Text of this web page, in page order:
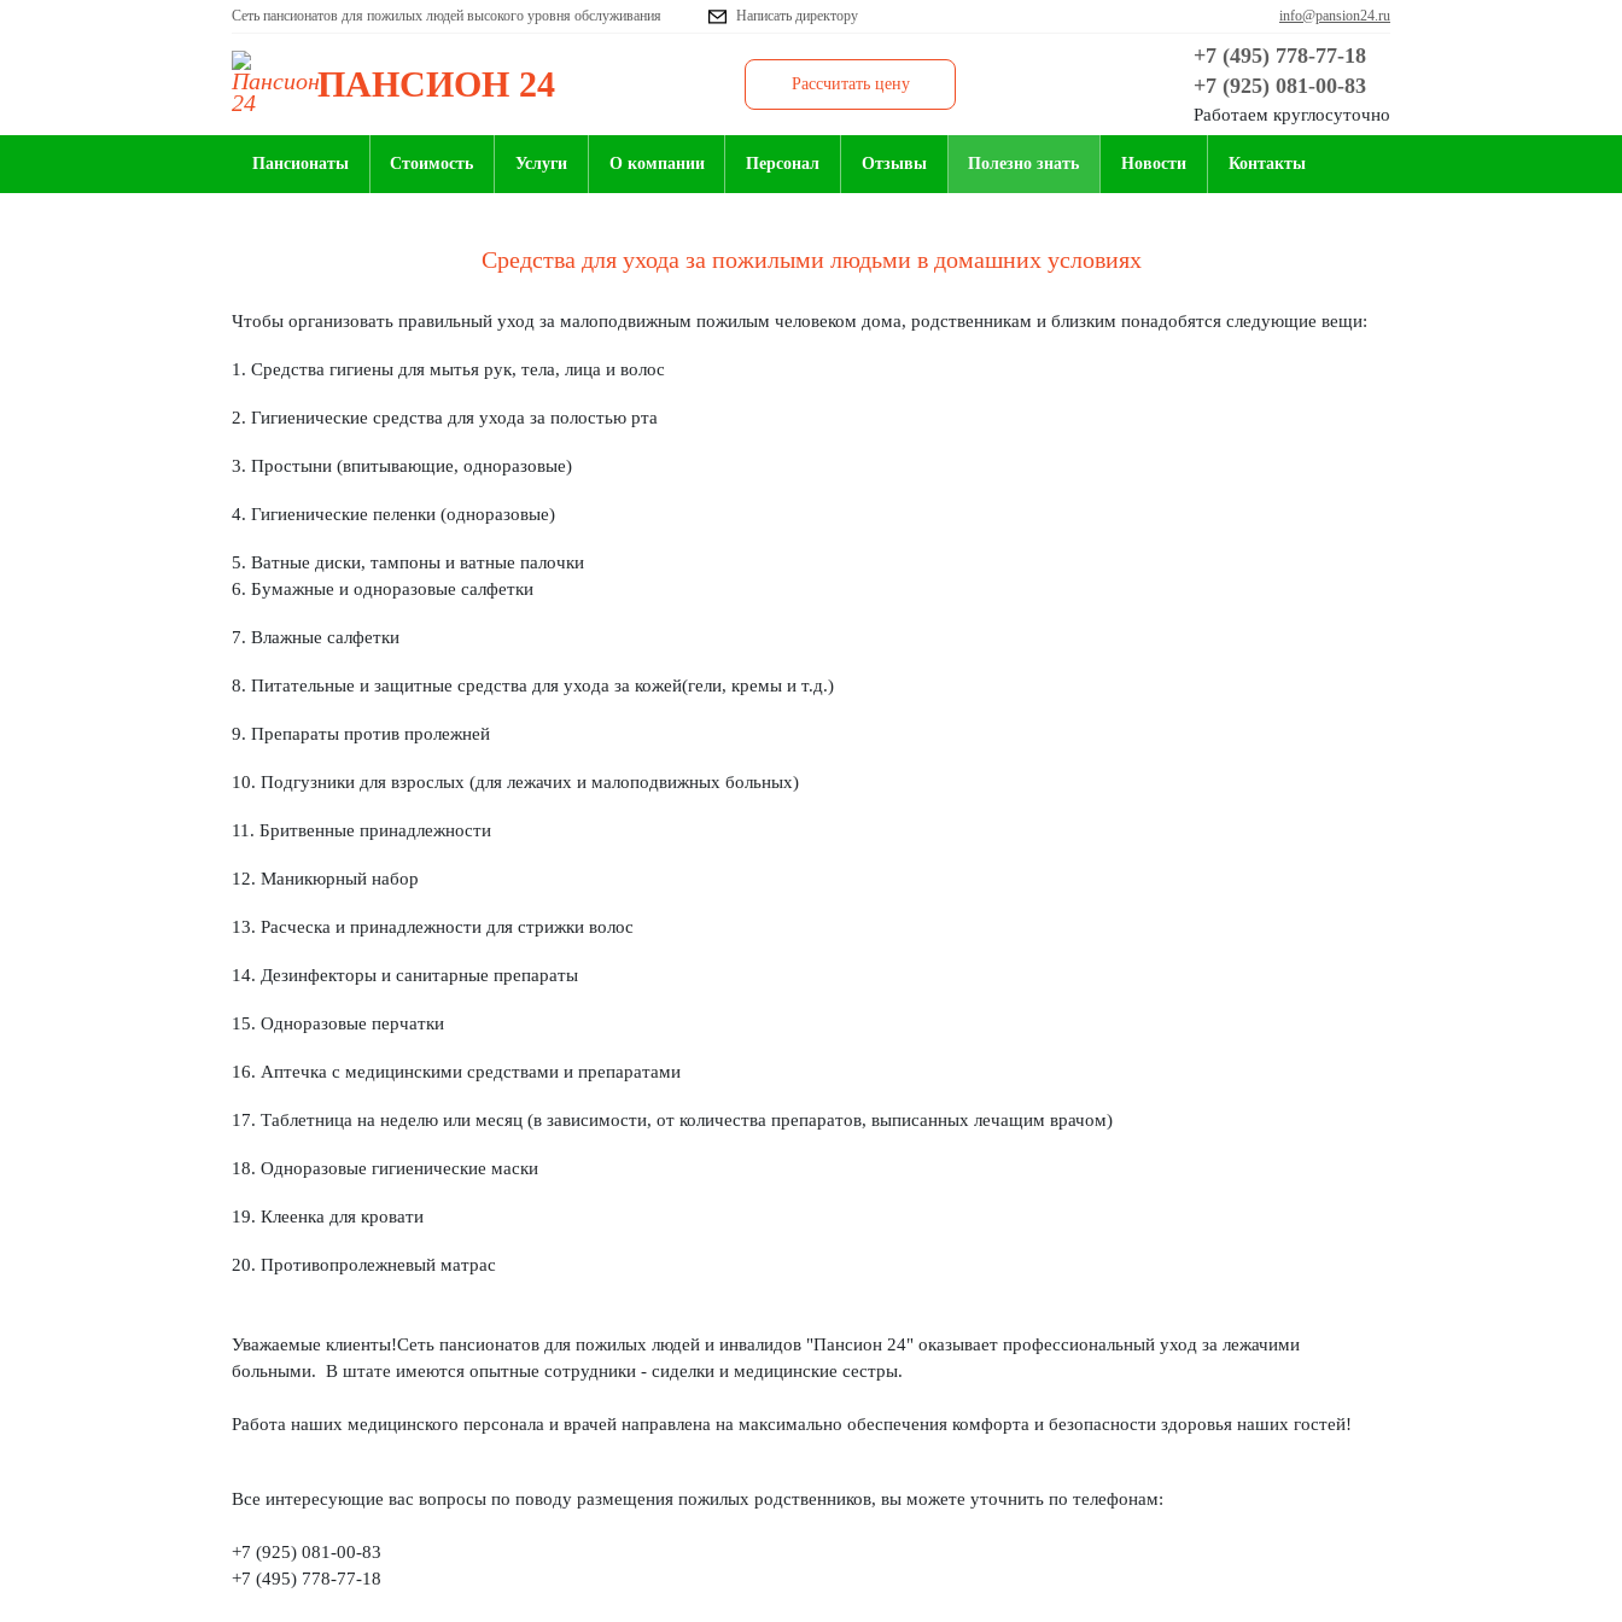
Сеть пансионатов для пожилых людей высокого уровня обслуживания Написать директору info@pansion24.ru
ПАНСИОН 24 Рассчитать цену
+7 (495) 778-77-18
+7 (925) 081-00-83
Работаем круглосуточно
Пансионаты Стоимость Услуги О компании Персонал Отзывы Полезно знать Новости Контакты
Средства для ухода за пожилыми людьми в домашних условиях
Чтобы организовать правильный уход за малоподвижным пожилым человеком дома, родственникам и близким понадобятся следующие вещи:
1. Средства гигиены для мытья рук, тела, лица и волос
2. Гигиенические средства для ухода за полостью рта
3. Простыни (впитывающие, одноразовые)
4. Гигиенические пеленки (одноразовые)
5. Ватные диски, тампоны и ватные палочки
6. Бумажные и одноразовые салфетки
7. Влажные салфетки
8. Питательные и защитные средства для ухода за кожей(гели, кремы и т.д.)
9. Препараты против пролежней
10. Подгузники для взрослых (для лежачих и малоподвижных больных)
11. Бритвенные принадлежности
12. Маникюрный набор
13. Расческа и принадлежности для стрижки волос
14. Дезинфекторы и санитарные препараты
15. Одноразовые перчатки
16. Аптечка с медицинскими средствами и препаратами
17. Таблетница на неделю или месяц (в зависимости, от количества препаратов, выписанных лечащим врачом)
18. Одноразовые гигиенические маски
19. Клеенка для кровати
20. Противопролежневый матрас
Уважаемые клиенты!Сеть пансионатов для пожилых людей и инвалидов "Пансион 24" оказывает профессиональный уход за лежачими
больными. В штате имеются опытные сотрудники - сиделки и медицинские сестры.
Работа наших медицинского персонала и врачей направлена на максимально обеспечения комфорта и безопасности здоровья наших гостей!
Все интересующие вас вопросы по поводу размещения пожилых родственников, вы можете уточнить по телефонам:
+7 (925) 081-00-83
+7 (495) 778-77-18